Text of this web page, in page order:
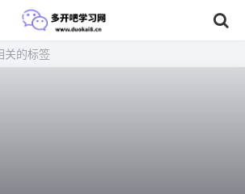
关的标签